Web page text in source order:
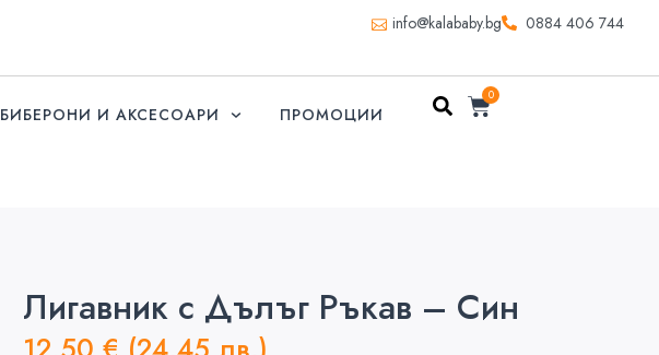
info@kalababy.bg 0884 406 744
БИБЕРОНИ И АКСЕСОАРИ ПРОМОЦИИ
0
Лигавник с Дълъг Ръкав – Син